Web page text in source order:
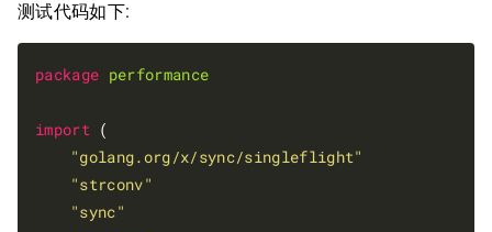
测试代码如下:
package performance
import (
"golang.org/x/sync/singleflight"
"strconv"
"sync"